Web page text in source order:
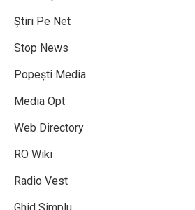
Știri Pe Net
Stop News
Popești Media
Media Opt
Web Directory
RO Wiki
Radio Vest